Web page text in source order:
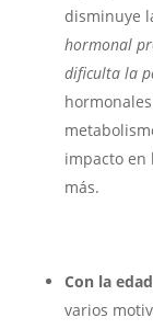
disminuye
hormonal
dificulta la
impacto en
más.
Con la
varios